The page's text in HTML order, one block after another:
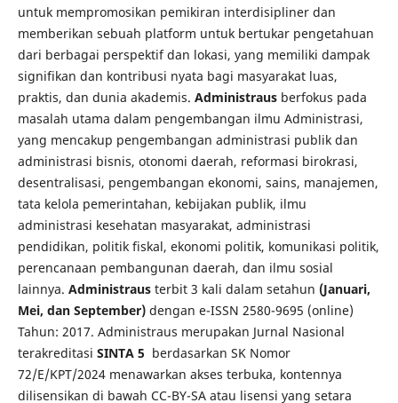
untuk mempromosikan pemikiran interdisipliner dan
memberikan sebuah platform untuk bertukar pengetahuan
dari berbagai perspektif dan lokasi, yang memiliki dampak
signifikan dan kontribusi nyata bagi masyarakat luas,
praktis, dan dunia akademis. Administrausberfokus pada
masalah utama dalam pengembangan ilmu Administrasi,
yang mencakup pengembangan administrasi publik dan
administrasi bisnis, otonomi daerah, reformasi birokrasi,
desentralisasi, pengembangan ekonomi, sains, manajemen,
tata kelola pemerintahan, kebijakan publik, ilmu
administrasi kesehatan masyarakat, administrasi
pendidikan, politik fiskal, ekonomi politik, komunikasi politik,
perencanaan pembangunan daerah, dan ilmu sosial
lainnya. Administrausterbit 3 kali dalam setahun (Januari,
Mei, dan September)dengan e-ISSN 2580-9695 (online)
Tahun: 2017. Administraus merupakan Jurnal Nasional
terakreditasi SINTA 5 berdasarkan SK Nomor
72/E/KPT/2024 menawarkan akses terbuka, kontennya
dilisensikan di bawah CC-BY-SA atau lisensi yang setara